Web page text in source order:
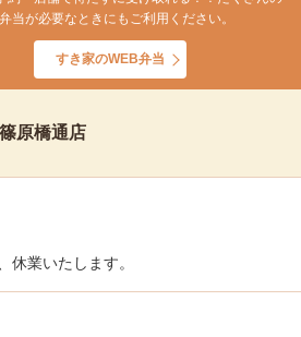
当が必要なときにもご利用ください。
すき家のWEB弁当
原橋通店
業いたします。